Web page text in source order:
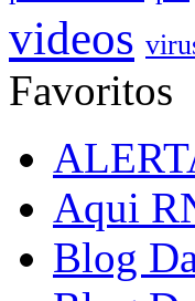
videos
Favoritos
Aqui
Blog